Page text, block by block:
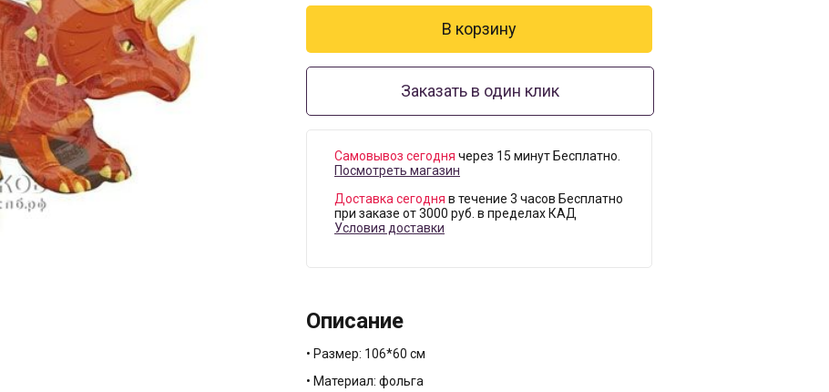
Заказать в один клик
Самовывоз сегодня через 15 минут Бесплатно.
Посмотреть магазин
Доставка сегодня в течение 3 часов Бесплатно
при заказе от 3000 руб. в пределах КАД
Условия доставки
Описание
• Размер: 106*60 см
• Материал: фольга